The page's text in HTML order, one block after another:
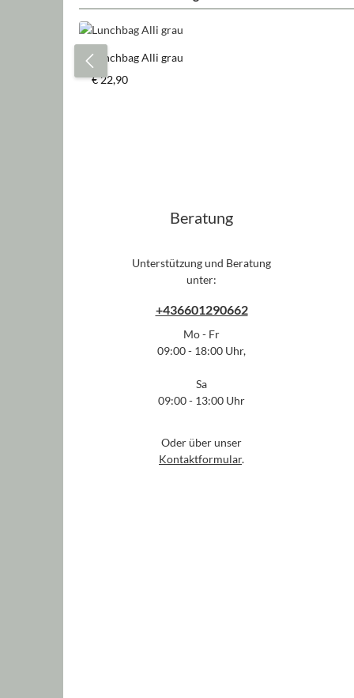
Produktgalerie überspringen
Lunchbag Alli grau
Regulärer Preis:
€ 22,90
Beratung
Unterstützung und Beratung
unter:
+436601290662
Mo - Fr
09:00 - 18:00 Uhr,
Sa
09:00 - 13:00 Uhr
Oder über unser
Kontaktformular.